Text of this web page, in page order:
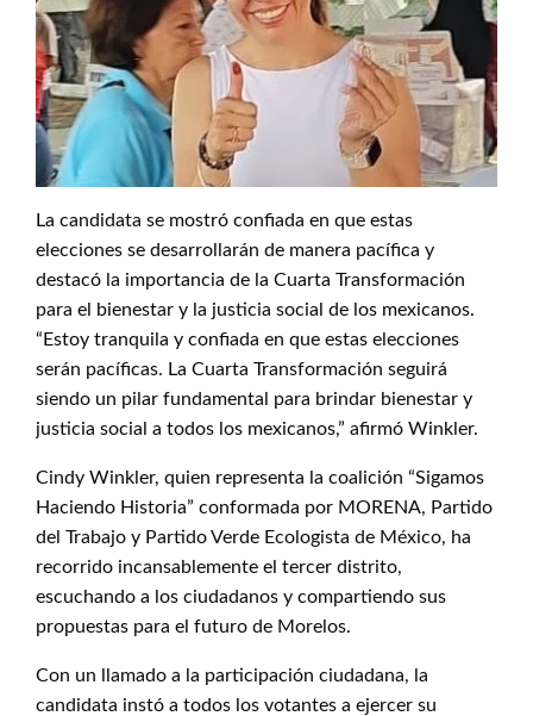
La candidata se mostró confiada en que estas
elecciones se desarrollarán de manera pacífica y
destacó la importancia de la Cuarta Transformación
para el bienestar y la justicia social de los mexicanos.
“Estoy tranquila y confiada en que estas elecciones
serán pacíficas. La Cuarta Transformación seguirá
siendo un pilar fundamental para brindar bienestar y
justicia social a todos los mexicanos,” afirmó Winkler.
Cindy Winkler, quien representa la coalición “Sigamos
Haciendo Historia” conformada por MORENA, Partido
del Trabajo y Partido Verde Ecologista de México, ha
recorrido incansablemente el tercer distrito,
escuchando a los ciudadanos y compartiendo sus
propuestas para el futuro de Morelos.
Con un llamado a la participación ciudadana, la
candidata instó a todos los votantes a ejercer su